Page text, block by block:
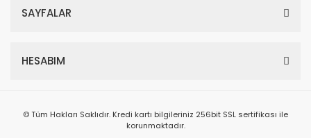
SAYFALAR
HESABIM
© Tüm Hakları Saklıdır. Kredi kartı bilgileriniz 256bit SSL sertifikası ile
korunmaktadır.